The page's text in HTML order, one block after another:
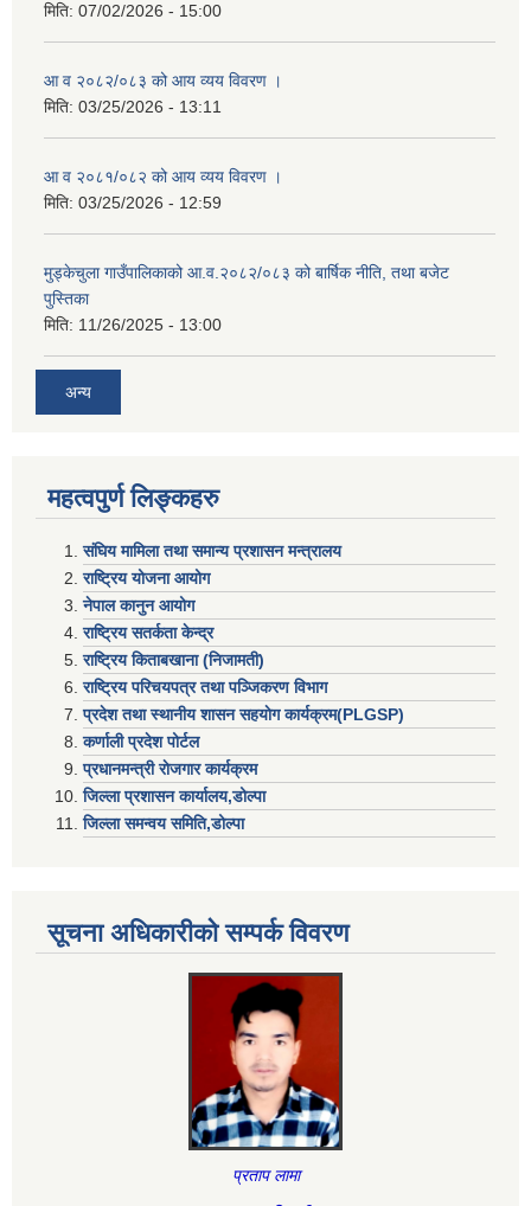
मिति: 07/02/2026 - 15:00
आ व २०८२/०८३ को आय व्यय विवरण ।
मिति: 03/25/2026 - 13:11
आ व २०८१/०८२ को आय व्यय विवरण ।
मिति: 03/25/2026 - 12:59
मुड्केचुला गाउँपालिकाको आ.व.२०८२/०८३ को बार्षिक नीति, तथा बजेट
पुस्तिका
मिति: 11/26/2025 - 13:00
अन्य
महत्वपुर्ण लिङ्कहरु
संघिय मामिला तथा समान्य प्रशासन मन्त्रालय
राष्ट्रिय योजना आयोग
नेपाल कानुन आयोग
राष्ट्रिय सतर्कता केन्द्र
राष्ट्रिय किताबखाना (निजामती)
राष्ट्रिय परिचयपत्र तथा पञ्जिकरण विभाग
प्रदेश तथा स्थानीय शासन सहयाेग कार्यक्रम(PLGSP)
कर्णाली प्रदेश पोर्टल
प्रधानमन्त्री राेजगार कार्यक्रम
जिल्ला प्रशासन कार्यालय,डोल्पा
जिल्ला समन्वय समिति,डोल्प
सूचना अधिकारीकाे सम्पर्क विवरण
प्रताप लामा